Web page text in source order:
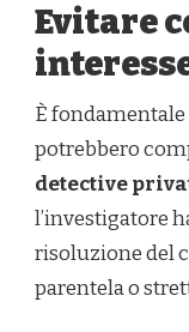
Evitare
È
potrebbero
detective
l’investigatore
risoluzione del
parentela o